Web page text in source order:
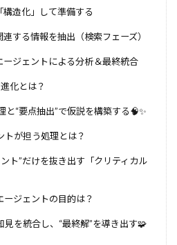
造化」して準備する
する情報を抽出（検索フェーズ）
ージェントによる分析＆最終統合
化とは？
と“要点抽出”で仮説を構築する🧠✨
トが担う処理とは？
ト”だけを抜き出す「クリティカル
ージェントの目的は？
見を統合し、“最終解”を導き出す🧩